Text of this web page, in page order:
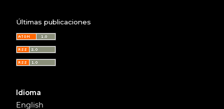
Últimas publicaciones
Idioma
English